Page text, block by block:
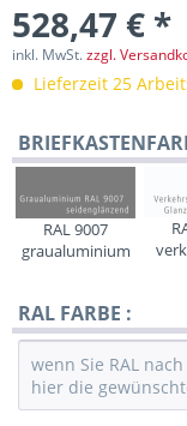
528,47 € *
inkl. MwSt.zzgl.
Lieferzeit 25
RAL 9007
graualuminium
RAL FARBE :